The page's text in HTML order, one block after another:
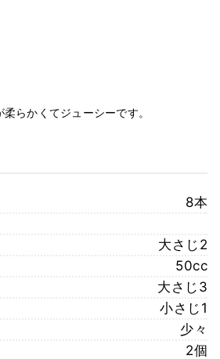
らかくてジューシーです。
8本
大さじ2
50cc
大さじ3
小さじ1
少々
2個